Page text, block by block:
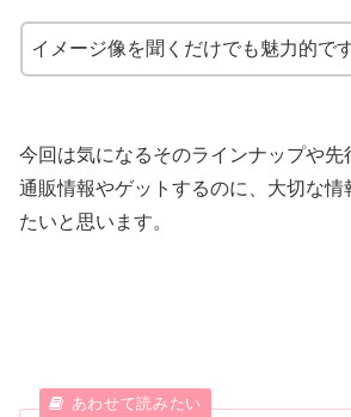
イメージ像を聞くだけでも魅力的で
今回は気になるそのラインナップや先
通販情報やゲットするのに、大切な情
たいと思います。